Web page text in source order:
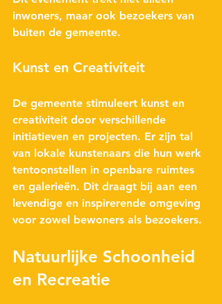
inwoners, maar ook bezoekers van
buiten de gemeente.
Kunst en Creativiteit
De gemeente stimuleert kunst en
creativiteit door verschillende
initiatieven en projecten. Er zijn tal
van lokale kunstenaars die hun werk
tentoonstellen in openbare ruimtes
en galerieën. Dit draagt bij aan een
levendige en inspirerende omgeving
voor zowel bewoners als bezoekers.
Natuurlijke Schoonheid
en Recreatie